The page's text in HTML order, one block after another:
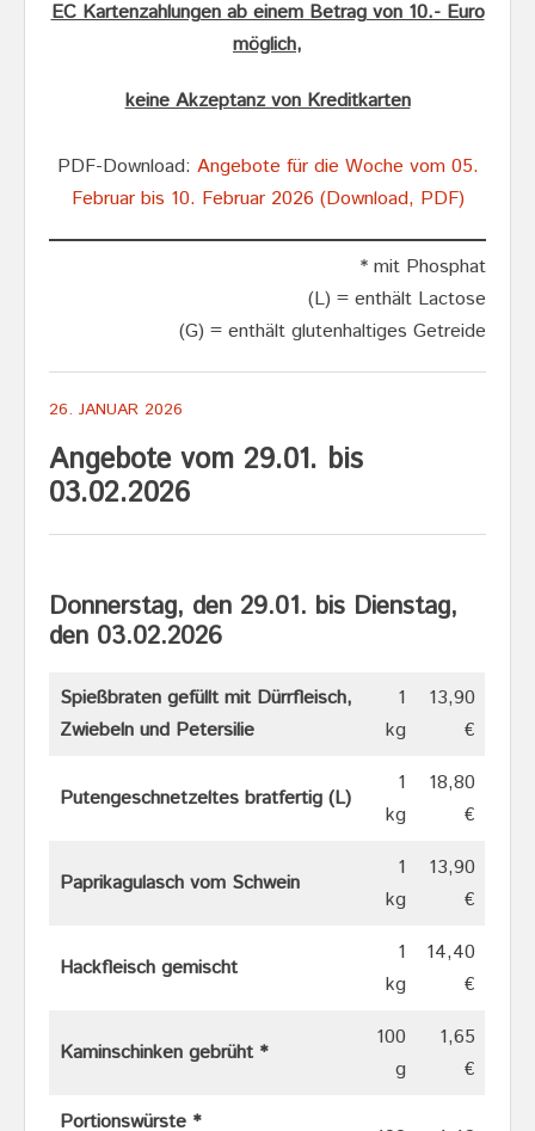
EC Kartenzahlungen ab einem Betrag von 10.- Euro
möglich,
keine Akzeptanz von Kreditkarten
PDF-Download: Angebote für die Woche vom 05.
Februar bis 10. Februar 2026 (Download, PDF)
* mit Phosphat
(L) = enthält Lactose
(G) = enthält glutenhaltiges Getreide
26. JANUAR 2026
Angebote vom 29.01. bis
03.02.2026
Donnerstag, den 29.01. bis Dienstag,
den 03.02.2026
Spießbraten gefüllt mit Dürrfleisch,
Zwiebeln und Petersilie
1
kg
13,90
€
Putengeschnetzeltes bratfertig (L)
1
kg
18,80
€
Paprikagulasch vom Schwein
1
kg
13,90
€
Hackfleisch gemischt
1
kg
14,40
€
Kaminschinken gebrüht *
100
g
1,65
€
Portionswürste *